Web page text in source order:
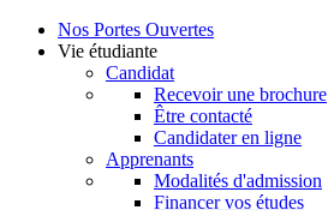
Nos Portes Ouvertes
Vie étudiante
Candidat
Recevoir une brochure
Être contacté
Candidater en ligne
Apprenants
Modalités d'admission
Financer vos études